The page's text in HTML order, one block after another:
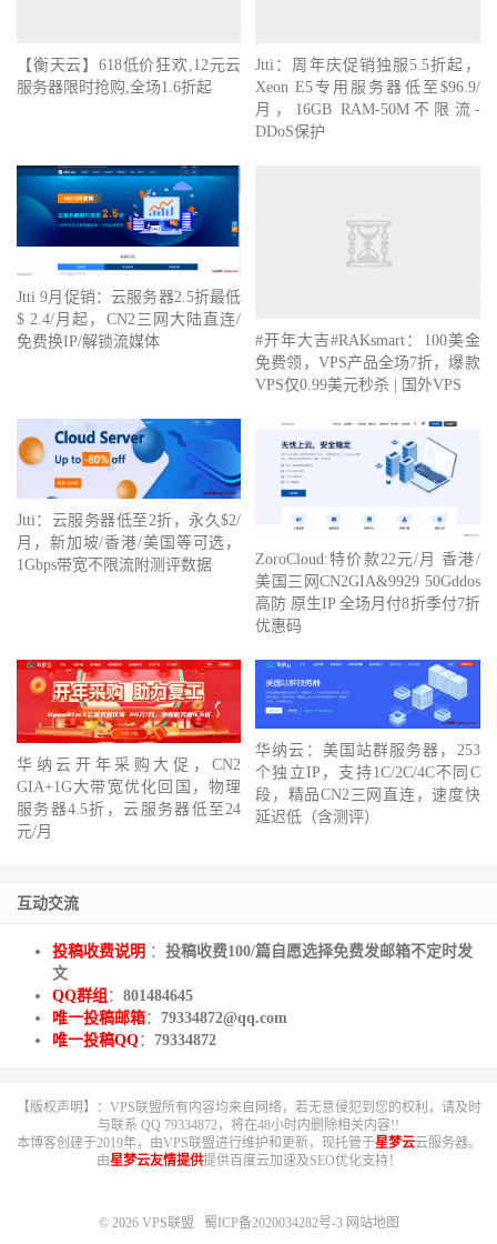
【衡天云】618低价狂欢,12元云
服务器限时抢购,全场1.6折起
Jtti：周年庆促销独服5.5折起，
Xeon E5专用服务器低至$96.9/
月，16GB RAM-50M不限流-
DDoS保护
Jtti 9月促销：云服务器2.5折最低
$ 2.4/月起，CN2三网大陆直连/
免费换IP/解锁流媒体
#开年大吉#RAKsmart：100美金
免费领，VPS产品全场7折，爆款
VPS仅0.99美元秒杀 | 国外VPS
Jtti：云服务器低至2折，永久$2/
月，新加坡/香港/美国等可选，
1Gbps带宽不限流附测评数据
ZoroCloud:特价款22元/月 香港/
美国三网CN2GIA&9929 50Gddos
高防 原生IP 全场月付8折季付7折
优惠码
华纳云开年采购大促，CN2
GIA+1G大带宽优化回国，物理
服务器4.5折，云服务器低至24
元/月
华纳云：美国站群服务器，253
个独立IP，支持1C/2C/4C不同C
段，精品CN2三网直连，速度快
延迟低（含测评）
互动交流
投稿收费说明 ： 投稿收费100/篇自愿选择免费发邮箱不定时发
文
QQ群组 ： 801484645
唯一投稿邮箱： 79334872@qq.com
唯一投稿QQ： 79334872
【版权声明】：VPS联盟所有内容均来自网络，若无意侵犯到您的权利，请及时
与联系 QQ 79334872，将在48小时内删除相关内容!!
本博客创建于2019年，由VPS联盟进行维护和更新，现托管于星梦云云服务器。
由星梦云友情提供提供百度云加速及SEO优化支持！
© 2026 VPS联盟 蜀ICP备2020034282号-3 网站地图